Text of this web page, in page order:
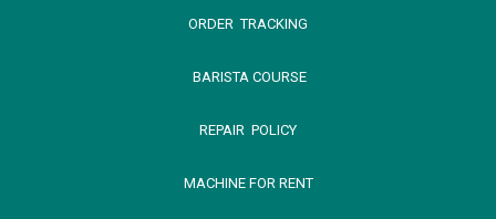
ORDER TRACKING
BARISTA COURSE
REPAIR POLICY
MACHINE FOR RENT